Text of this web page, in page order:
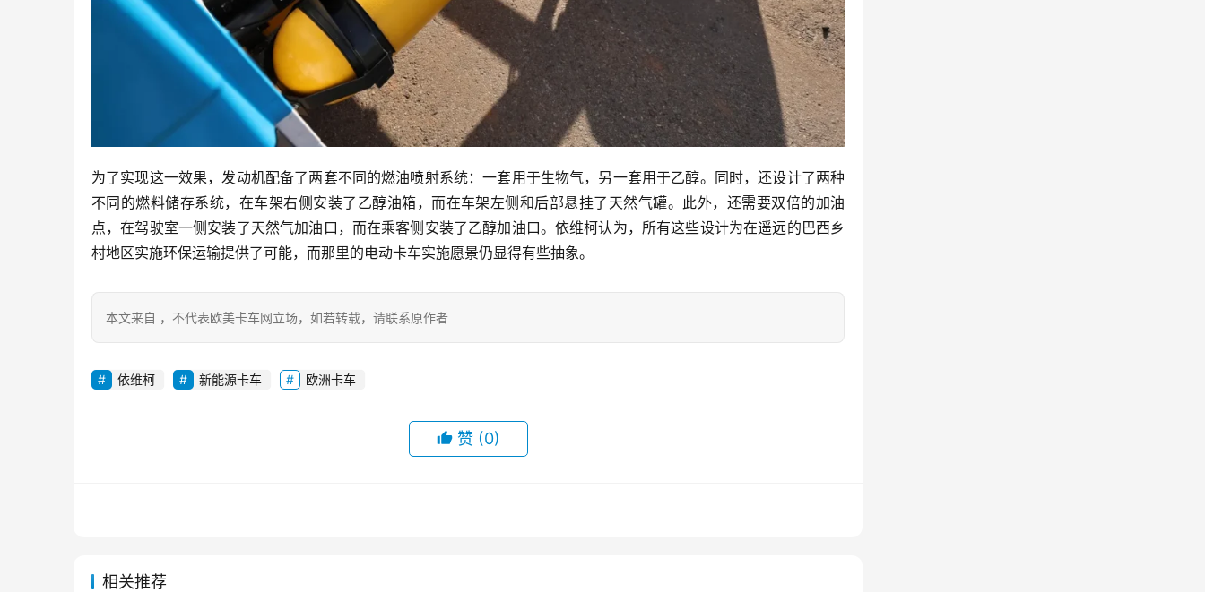
为了实现这一效果，发动机配备了两套不同的燃油喷射系统：一套用于生物气，另一套用于乙醇。同时，还设计了两种
不同的燃料储存系统，在车架右侧安装了乙醇油箱，而在车架左侧和后部悬挂了天然气罐。此外，还需要双倍的加油
点，在驾驶室一侧安装了天然气加油口，而在乘客侧安装了乙醇加油口。依维柯认为，所有这些设计为在遥远的巴西乡
村地区实施环保运输提供了可能，而那里的电动卡车实施愿景仍显得有些抽象。
本文来自 ，不代表欧美卡车网立场，如若转载，请联系原作者
依维柯 新能源卡车 欧洲卡车
赞 (0)
相关推荐